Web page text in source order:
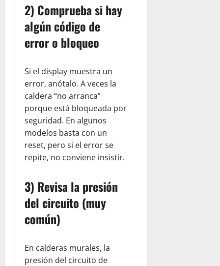
2) Comprueba si hay
algún código de
error o bloqueo
Si el display muestra un
error, anótalo. A veces la
caldera “no arranca”
porque está bloqueada por
seguridad. En algunos
modelos basta con un
reset, pero si el error se
repite, no conviene insistir.
3) Revisa la presión
del circuito (muy
común)
En calderas murales, la
presión del circuito de